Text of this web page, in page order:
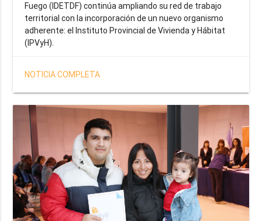
Fuego (IDETDF) continúa ampliando su red de trabajo
territorial con la incorporación de un nuevo organismo
adherente: el Instituto Provincial de Vivienda y Hábitat
(IPVyH).
NOTICIA COMPLETA